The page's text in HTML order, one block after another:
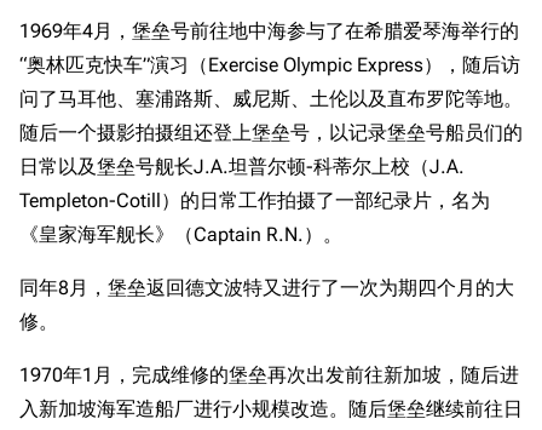
1969年4月，堡垒号前往地中海参与了在希腊爱琴海举行的
“奥林匹克快车”演习（Exercise Olympic Express），随后访
问了马耳他、塞浦路斯、威尼斯、土伦以及直布罗陀等地。
随后一个摄影拍摄组还登上堡垒号，以记录堡垒号船员们的
日常以及堡垒号舰长J.A.坦普尔顿-科蒂尔上校（J.A.
Templeton-Cotill）的日常工作拍摄了一部纪录片，名为
《皇家海军舰长》（Captain R.N.）。
同年8月，堡垒返回德文波特又进行了一次为期四个月的大
修。
1970年1月，完成维修的堡垒再次出发前往新加坡，随后进
入新加坡海军造船厂进行小规模改造。随后堡垒继续前往日